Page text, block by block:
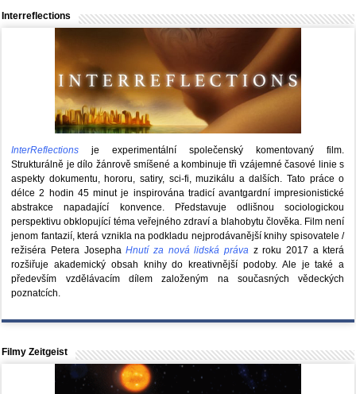
Interreflections
InterReflections je experimentální společenský komentovaný film.
Strukturálně je dílo žánrově smíšené a kombinuje tři vzájemné časové linie s
aspekty dokumentu, hororu, satiry, sci-fi, muzikálu a dalších. Tato práce o
délce 2 hodin 45 minut je inspirována tradicí avantgardní impresionistické
abstrakce napadající konvence. Představuje odlišnou sociologickou
perspektivu obklopující téma veřejného zdraví a blahobytu člověka. Film není
jenom fantazií, která vznikla na podkladu nejprodávanější knihy spisovatele /
režiséra Petera JosephaHnutí za nová lidská práva z roku 2017 a která
rozšiřuje akademický obsah knihy do kreativnější podoby. Ale je také a
především vzdělávacím dílem založeným na současných vědeckých
poznatcích.
Filmy Zeitgeist